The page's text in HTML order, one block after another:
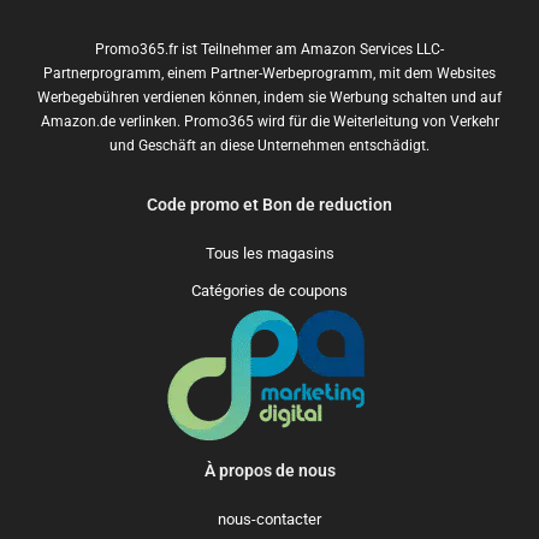
Promo365.fr ist Teilnehmer am Amazon Services LLC-
Partnerprogramm, einem Partner-Werbeprogramm, mit dem Websites
Werbegebühren verdienen können, indem sie Werbung schalten und auf
Amazon.de verlinken. Promo365 wird für die Weiterleitung von Verkehr
und Geschäft an diese Unternehmen entschädigt.
Code promo et Bon de reduction
Tous les magasins
Catégories de coupons
À propos de nous
nous-contacter